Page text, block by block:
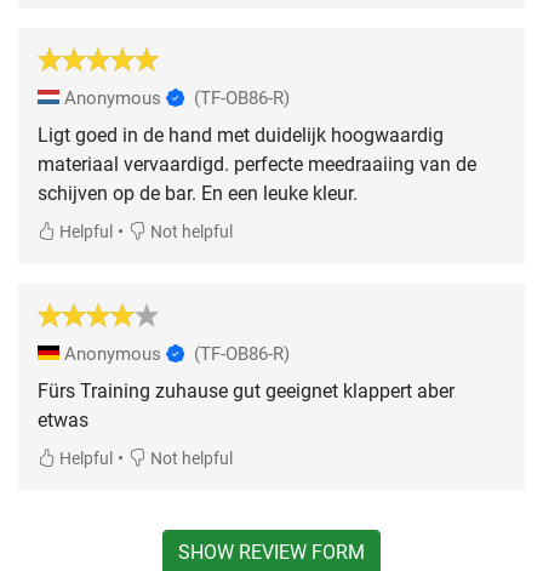
Anonymous (TF-OB86-R)
Ligt goed in de hand met duidelijk hoogwaardig
materiaal vervaardigd. perfecte meedraaiing van de
schijven op de bar. En een leuke kleur.
Helpful • Not helpful
Anonymous (TF-OB86-R)
Fürs Training zuhause gut geeignet klappert aber
etwas
Helpful • Not helpful
SHOW REVIEW FORM